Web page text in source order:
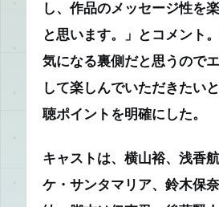
し、作品のメッセージ性を
と思います。」とコメント
気になる裏側だと思うので
して楽しんでいただきたい
聴ポイントを明確にした。
キャストは、横山裕、浅香
ケ・サンタマリア、鈴木保